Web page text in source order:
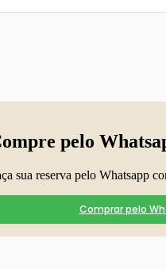
pelo
sua reserva pelo Whatsapp
Comprar pelo